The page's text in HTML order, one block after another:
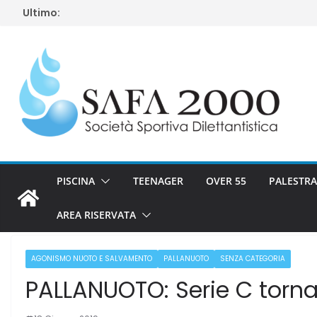
SaltaUltimo:
PISCINA TEENAGER OVER 55 PALESTRA
AREA RISERVATA
AGONISMO NUOTO E SALVAMENTO PALLANUOTO SENZA CATEGORIA
PALLANUOTO: Serie C